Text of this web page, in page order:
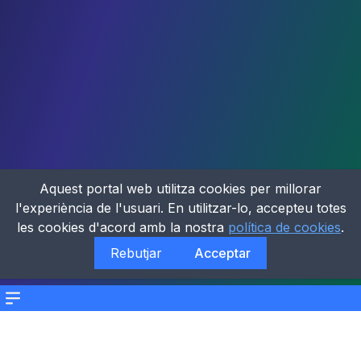
Menu
Aquest portal web utilitza cookies per millorar
l'experiència de l'usuari. En utilitzar-lo, accepteu totes
les cookies d'acord amb la nostra política de cookies.
Rebutjar
Acceptar